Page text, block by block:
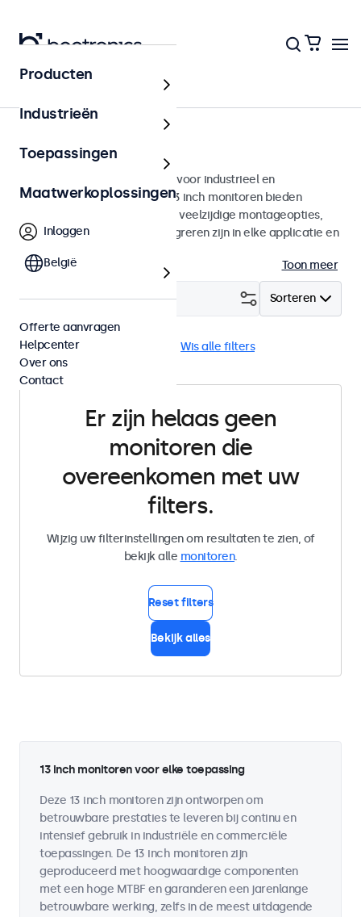
Monitoren
13 inch monitoren
13 inch monitoren ontworpen voor industrieel en
commercieel gebruik. Deze 13 inch monitoren bieden
diverse videoaansluitingen en veelzijdige montageopties,
waarmee ze naadloos te integreren zijn in elke applicatie en
Toon meer
Sorteren
Filter (0)
13 inch monitoren Wis alle filters
Er zijn helaas geen
monitoren die
overeenkomen met uw
filters.
Wijzig uw filterinstellingen om resultaten te zien, of
bekijk alle monitoren.
Reset filters
Bekijk alles
13 inch monitoren voor elke toepassing
Deze 13 inch monitoren zijn ontworpen om
betrouwbare prestaties te leveren bij continu en
intensief gebruik in industriële en commerciële
toepassingen. De 13 inch monitoren zijn
geproduceerd met hoogwaardige componenten
met een hoge MTBF en garanderen een jarenlange
betrouwbare werking, zelfs in de meest uitdagende
Producten
Industrieën
Toepassingen
Maatwerkoplossingen
Inloggen
België
Offerte aanvragen
Helpcenter
Over ons
Contact